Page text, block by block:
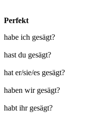
Perfekt
habe ich gesägt?
hast du gesägt?
hat er/sie/es gesägt?
haben wir gesägt?
habt ihr gesägt?